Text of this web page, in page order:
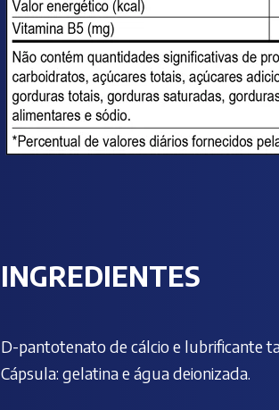
INGREDIENTES
D-pantotenato de cálcio e lubrificante
Cápsula: gelatina e água deionizada.